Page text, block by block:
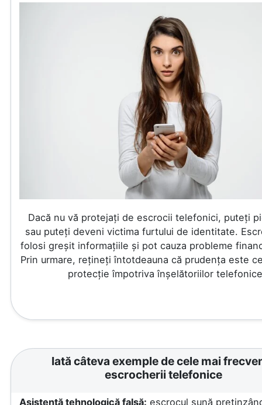
Dacă nu vă protejați de escrocii telefonici, puteți
sau puteți deveni victima furtului de identitate.
folosi greșit informațiile și pot cauza probleme
Prin urmare, rețineți întotdeauna că prudența este
protecție împotriva înșelătoriilor
Iată câteva exemple de cele mai
escrocherii telefonice
Asistență tehnologică falsă: escrocul sună